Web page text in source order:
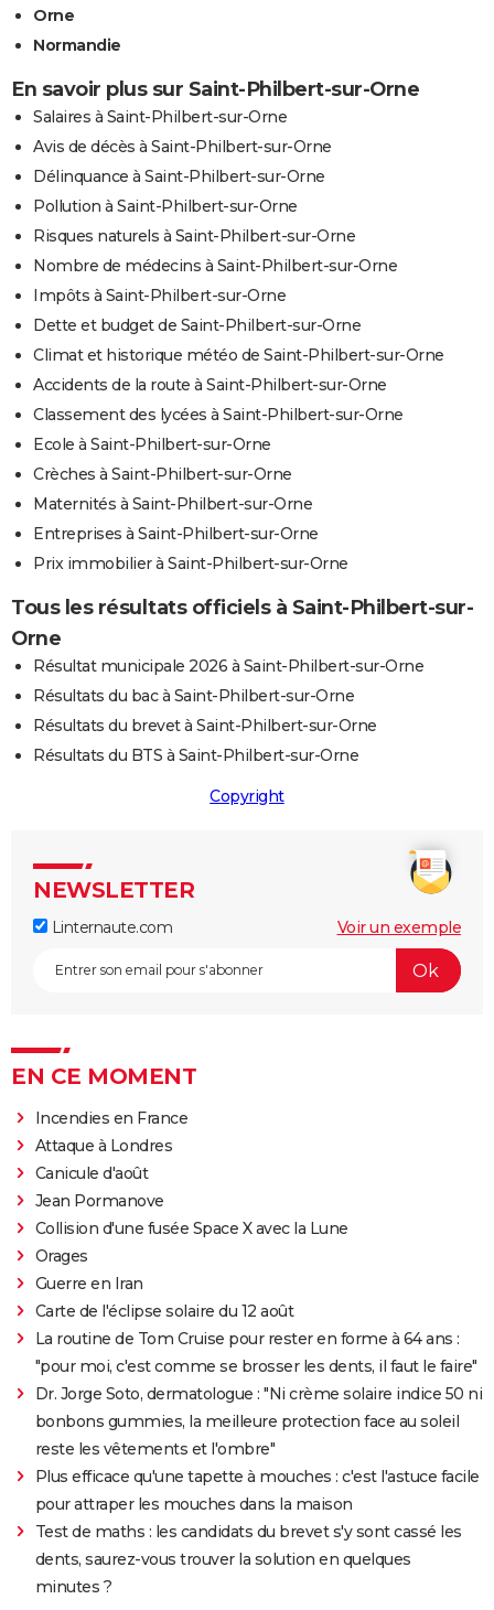
Orne
Normandie
En savoir plus sur Saint-Philbert-sur-Orne
Salaires à Saint-Philbert-sur-Orne
Avis de décès à Saint-Philbert-sur-Orne
Délinquance à Saint-Philbert-sur-Orne
Pollution à Saint-Philbert-sur-Orne
Risques naturels à Saint-Philbert-sur-Orne
Nombre de médecins à Saint-Philbert-sur-Orne
Impôts à Saint-Philbert-sur-Orne
Dette et budget de Saint-Philbert-sur-Orne
Climat et historique météo de Saint-Philbert-sur-Orne
Accidents de la route à Saint-Philbert-sur-Orne
Classement des lycées à Saint-Philbert-sur-Orne
Ecole à Saint-Philbert-sur-Orne
Crèches à Saint-Philbert-sur-Orne
Maternités à Saint-Philbert-sur-Orne
Entreprises à Saint-Philbert-sur-Orne
Prix immobilier à Saint-Philbert-sur-Orne
Tous les résultats officiels à Saint-Philbert-sur-
Orne
Résultat municipale 2026 à Saint-Philbert-sur-Orne
Résultats du bac à Saint-Philbert-sur-Orne
Résultats du brevet à Saint-Philbert-sur-Orne
Résultats du BTS à Saint-Philbert-sur-Orne
Copyright
NEWSLETTER
Linternaute.com Voir un exemple
EN CE MOMENT
Incendies en France
Attaque à Londres
Canicule d'août
Jean Pormanove
Collision d'une fusée Space X avec la Lune
Orages
Guerre en Iran
Carte de l'éclipse solaire du 12 août
La routine de Tom Cruise pour rester en forme à 64 ans :
"pour moi, c'est comme se brosser les dents, il faut le faire"
Dr. Jorge Soto, dermatologue : "Ni crème solaire indice 50 ni
bonbons gummies, la meilleure protection face au soleil
reste les vêtements et l'ombre"
Plus efficace qu'une tapette à mouches : c'est l'astuce facile
pour attraper les mouches dans la maison
Test de maths : les candidats du brevet s'y sont cassé les
dents, saurez-vous trouver la solution en quelques
minutes ?